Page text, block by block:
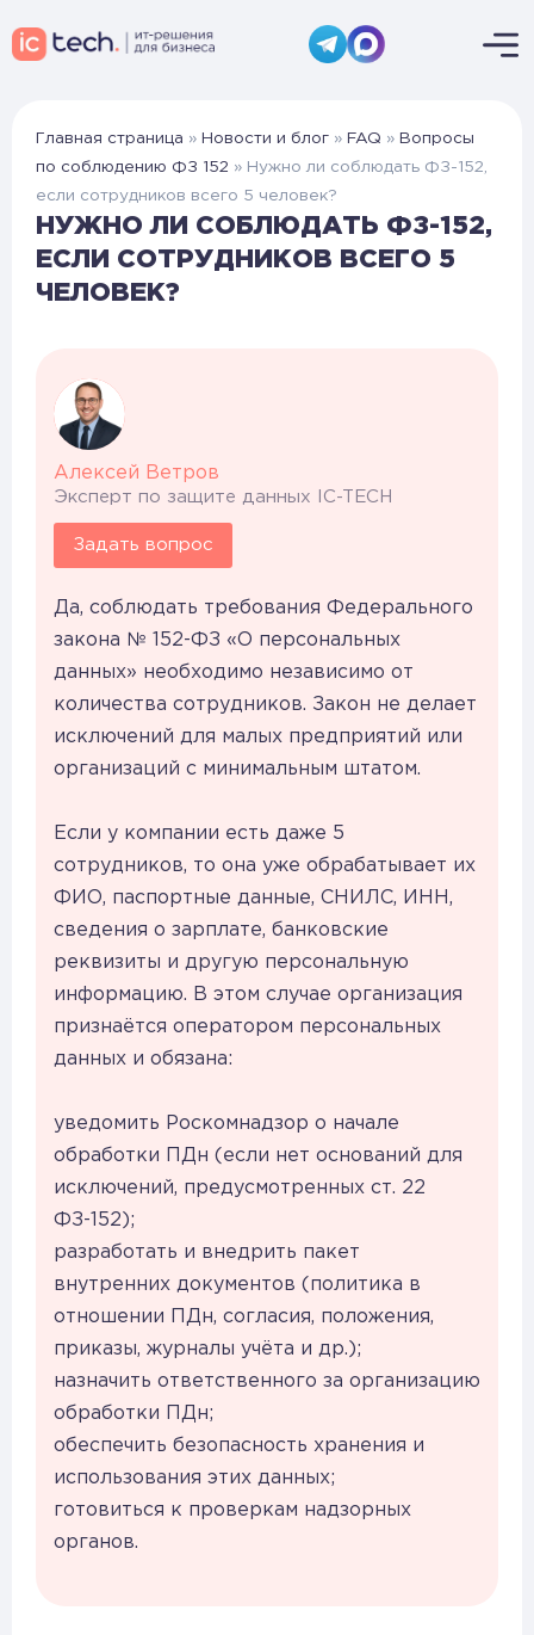
Главная страница » Новости и блог » FAQ » Вопросы
по соблюдению ФЗ 152 » Нужно ли соблюдать ФЗ-152,
если сотрудников всего 5 человек?
НУЖНО ЛИ СОБЛЮДАТЬ ФЗ-152,
ЕСЛИ СОТРУДНИКОВ ВСЕГО 5
ЧЕЛОВЕК?
Алексей Ветров
Эксперт по защите данных IC-TECH
Задать вопрос
Да, соблюдать требования Федерального
закона № 152-ФЗ «О персональных
данных» необходимо независимо от
количества сотрудников. Закон не делает
исключений для малых предприятий или
организаций с минимальным штатом.
Если у компании есть даже 5
сотрудников, то она уже обрабатывает их
ФИО, паспортные данные, СНИЛС, ИНН,
сведения о зарплате, банковские
реквизиты и другую персональную
информацию. В этом случае организация
признаётся оператором персональных
данных и обязана:
уведомить Роскомнадзор о начале
обработки ПДн (если нет оснований для
исключений, предусмотренных ст. 22
ФЗ-152);
разработать и внедрить пакет
внутренних документов (политика в
отношении ПДн, согласия, положения,
приказы, журналы учёта и др.);
назначить ответственного за организацию
обработки ПДн;
обеспечить безопасность хранения и
использования этих данных;
готовиться к проверкам надзорных
органов.